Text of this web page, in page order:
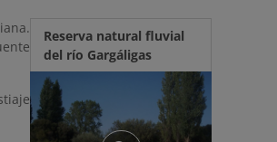
Reserva natural fluvial
del río Gargáligas